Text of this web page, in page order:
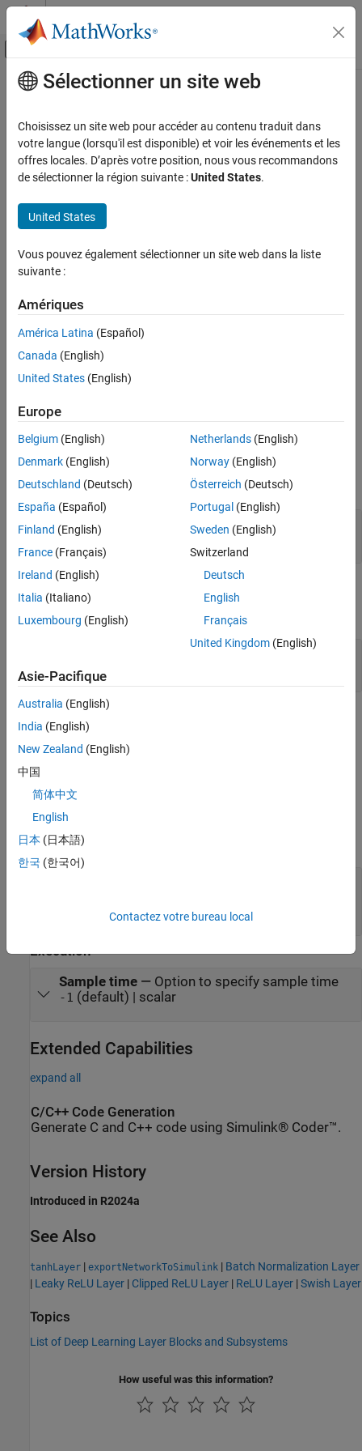
Passer au contenu
Activer/désactiver l'affichage du menu
Accueil de la documentation
Deep Learning Toolbox
Deep Learning with Simulink
ON THIS PAGE
Ports
Extended Capabilities
See Also
Contenu principal
Tanh Layer
Hyperbolic tangent (tanh) layer
Since R2024a
expand all in page
Description
The exportNetworkToSimulink
object. Because it applies an element-wise
operation, this block supports input data of any format and
outputs data that has the same dimensions and format as the
Ports
Input
expand all
Port_1—
scalar | vector | matrix
expand all
scalar | vector | matrix
Parameters
expand all
From the Simulink
Prepare
Data Types
(default) |CORDIC|Lookup
Execution
Sample time— Option to specify sample time
-1 (default) | scalar
Extended Capabilities
expand all
C/C++ Code Generation
Generate C and C++ code using Simulink® Coder™.
Version History
Introduced in R2024a
See Also
tanhLayer | exportNetworkToSimulink | Batch Normalization Layer
| Leaky ReLU Layer | Clipped ReLU Layer | ReLU Layer |Swish Layer
Topics
List of Deep Learning Layer Blocks and Subsystems
How useful was this information?
Sélectionner un site web
Choisissez un site web pour accéder au contenu traduit dans
votre langue (lorsqu'il est disponible) et voir les événements et les
offres locales. D’après votre position, nous vous recommandons
de sélectionner la région suivante :United States.
United States
Vous pouvez également sélectionner un site web dans la liste
suivante :
Amériques
América Latina (Español)
Canada (English)
United States (English)
Europe
Belgium (English)
Denmark (English)
Deutschland (Deutsch)
España (Español)
Finland (English)
France (Français)
Ireland (English)
Italia (Italiano)
Luxembourg (English)
Netherlands(English)
Norway(English)
Österreich (Deutsch)
Portugal (English)
Sweden (English)
Switzerland
Deutsch
English
Français
United Kingdom(English)
Asie-Pacifique
Australia (English)
India (English)
New Zealand (English)
中国
简体中文
English
日本 (日本語)
한국 (한국어)
Contactez votre bureau local